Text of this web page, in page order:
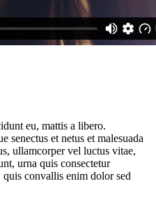
eu, mattis a libero.
senectus et netus et malesuada
ullamcorper vel luctus vitae,
urna quis consectetur
convallis enim dolor sed